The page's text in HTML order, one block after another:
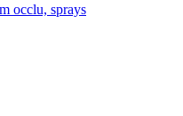
occlu, sprays